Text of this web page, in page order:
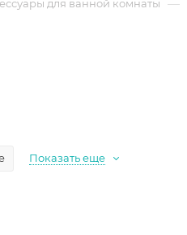
для ванной комнаты —
Показать еще